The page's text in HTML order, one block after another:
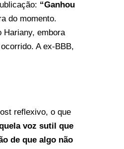
“Ganhou
do momento.
Hariany, embora
A ex-BBB,
reflexivo, o que
voz sutil que
de que algo não